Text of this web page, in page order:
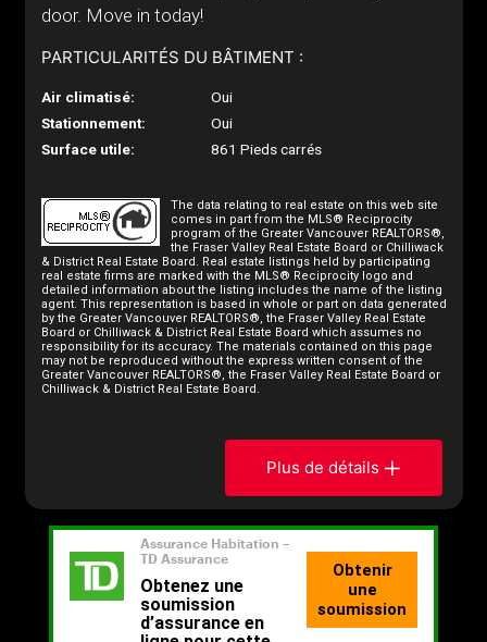
door. Move in today!
PARTICULARITÉS DU BÂTIMENT :
Air climatisé:
Oui
Stationnement:
Oui
Surface utile:
861 Pieds carrés
The data relating to real estate on this web site
comes in part from the MLS® Reciprocity
program of the Greater Vancouver REALTORS®,
the Fraser Valley Real Estate Board or Chilliwack
& District Real Estate Board. Real estate listings held by participating
real estate firms are marked with the MLS® Reciprocity logo and
detailed information about the listing includes the name of the listing
agent. This representation is based in whole or part on data generated
by the Greater Vancouver REALTORS®, the Fraser Valley Real Estate
Board or Chilliwack & District Real Estate Board which assumes no
responsibility for its accuracy. The materials contained on this page
may not be reproduced without the express written consent of the
Greater Vancouver REALTORS®, the Fraser Valley Real Estate Board or
Chilliwack & District Real Estate Board.
Plus de détails